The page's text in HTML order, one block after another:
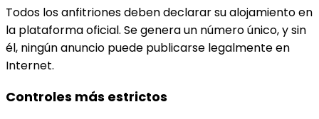
Todos los anfitriones deben declarar su alojamiento en
la plataforma oficial. Se genera un número único, y sin
él, ningún anuncio puede publicarse legalmente en
Internet.
Controles más estrictos